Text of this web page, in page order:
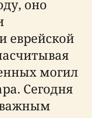
оно
еврейской
могил
Сегодня
важным